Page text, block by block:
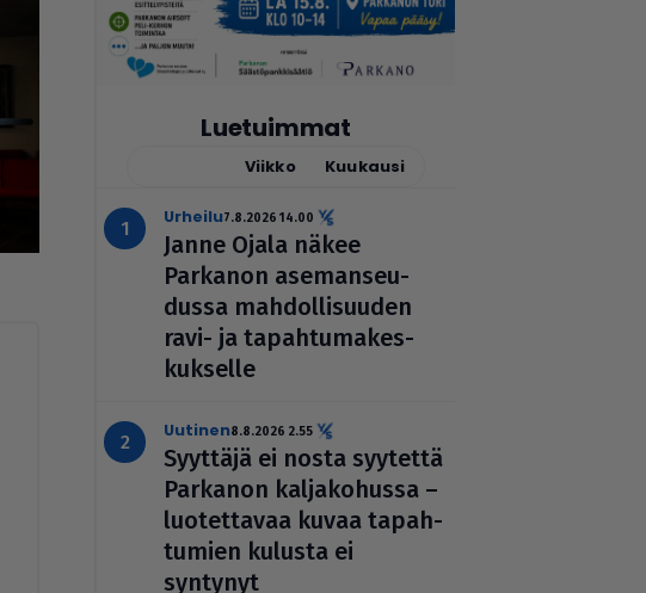
Luetuimmat
Viikko Kuukausi
urheilu7.8.2026 14.00
Janne Ojala näkee
Parkanon ase­man­seu­
dussa mah­dol­li­suu­den
ravi- ja tapah­tu­ma­kes­
kuk­selle
uutinen8.8.2026 2.55
Syyttäjä ei nosta syytettä
Parkanon kal­ja­ko­hussa –
luo­tet­ta­vaa kuvaa tapah­
tu­mien kulusta ei
syntynyt